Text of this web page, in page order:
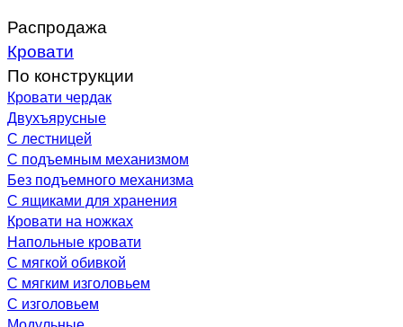
Распродажа
Кровати
По конструкции
Кровати чердак
Двухъярусные
С лестницей
С подъемным механизмом
Без подъемного механизма
С ящиками для хранения
Кровати на ножках
Напольные кровати
С мягкой обивкой
С мягким изголовьем
С изголовьем